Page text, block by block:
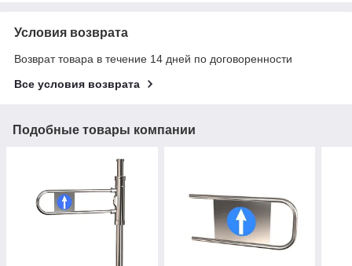
Условия возврата
Возврат товара в течение 14 дней по договоренности
Все условия возврата
Подобные товары компании